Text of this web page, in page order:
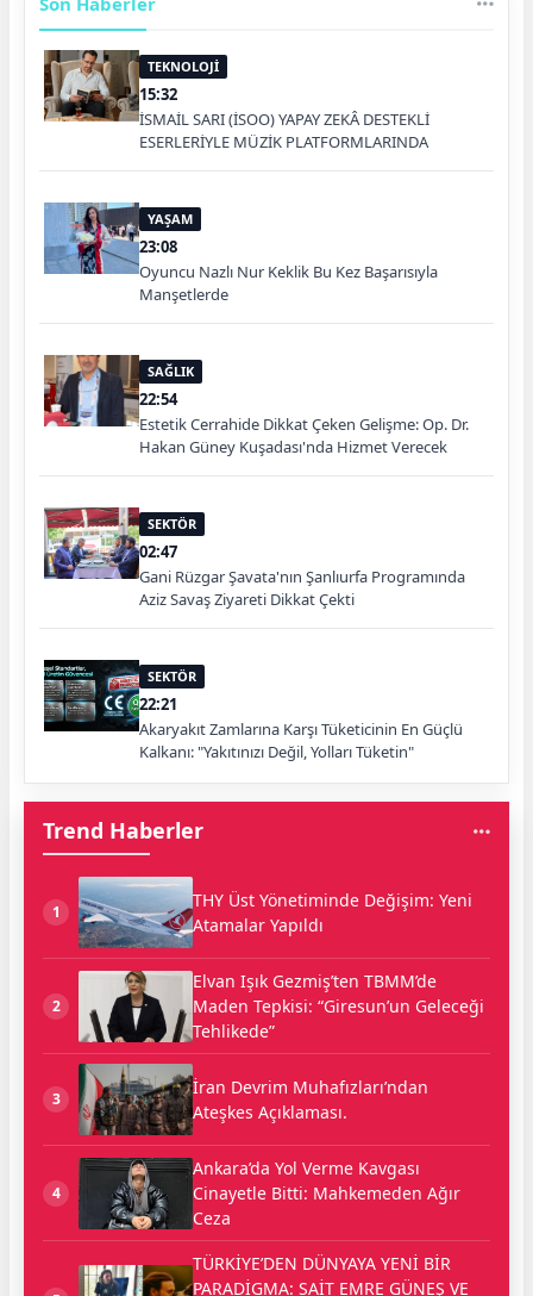
TEKNOLOJİ
15:32
İSMAİL SARI (İSOO) YAPAY ZEKÂ DESTEKLİ
ESERLERİYLE MÜZİK PLATFORMLARINDA
YAŞAM
23:08
Oyuncu Nazlı Nur Keklik Bu Kez Başarısıyla
Manşetlerde
SAĞLIK
22:54
Estetik Cerrahide Dikkat Çeken Gelişme: Op. Dr.
Hakan Güney Kuşadası'nda Hizmet Verecek
SEKTÖR
02:47
Gani Rüzgar Şavata'nın Şanlıurfa Programında
Aziz Savaş Ziyareti Dikkat Çekti
SEKTÖR
22:21
Akaryakıt Zamlarına Karşı Tüketicinin En Güçlü
Kalkanı: "Yakıtınızı Değil, Yolları Tüketin"
Trend Haberler
1
THY Üst Yönetiminde Değişim: Yeni
Atamalar Yapıldı
2
Elvan Işık Gezmiş’ten TBMM’de
Maden Tepkisi: “Giresun’un Geleceği
Tehlikede”
3
İran Devrim Muhafızları’ndan
Ateşkes Açıklaması.
4
Ankara’da Yol Verme Kavgası
Cinayetle Bitti: Mahkemeden Ağır
Ceza
TÜRKİYE’DEN DÜNYAYA YENİ BİR
PARADİGMA: SAİT EMRE GÜNEŞ VE